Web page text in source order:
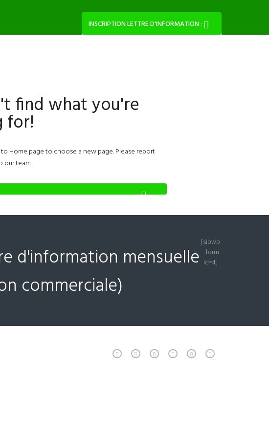
INSCRIPTION LETTRE D'INFORMATION :
find what you're
for!
Home pageto choose a new page. Please report
our team.
d'information mensuelle
commerciale)
[sibwp
_form
id=4]